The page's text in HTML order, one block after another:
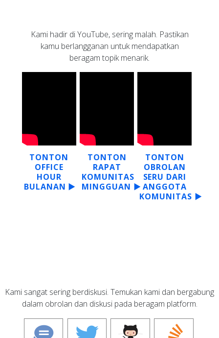
Kami hadir di YouTube, sering malah. Pastikan
kamu berlangganan untuk mendapatkan
beragam topik menarik.
TONTON
OFFICE
HOUR
BULANAN ▶
TONTON
RAPAT
KOMUNITAS
MINGGUAN ▶
TONTON
OBROLAN
SERU DARI
ANGGOTA
KOMUNITAS ▶
Kami sangat sering berdiskusi. Temukan kami dan bergabung
dalam obrolan dan diskusi pada beragam platform.